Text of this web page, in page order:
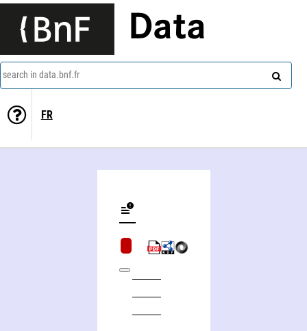
Data
search in data.bnf.fr
FR